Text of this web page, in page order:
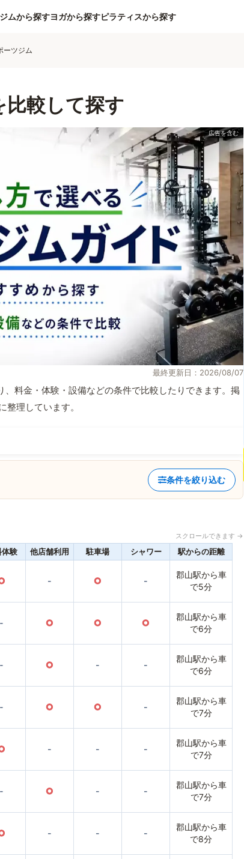
ムから探すヨガから探すピラティスから探す
ーツジム
較して探す
最終更新日：2026/08/07
料金・体験・設備などの条件で比較したりできます。掲
理しています。
条件を絞り込む
スクロールできます →
験 他店舗利用 駐車場 シャワー 駅からの距離
- ○ -
郡山駅から車
で5分
- ○ ○ ○
郡山駅から車
で6分
- ○ - -
郡山駅から車
で6分
- ○ ○ -
郡山駅から車
で7分
- - -
郡山駅から車
で7分
- ○ - -
郡山駅から車
で7分
- - -
郡山駅から車
で8分